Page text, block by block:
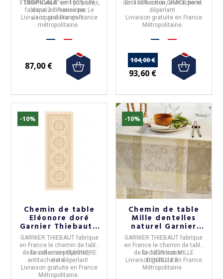
TROPICALE" en100% LIN,
fabriqué en Francepar Le
Jacquard Français.
3 coloris vous sont proposés,
dans 2 dimensions.
Livraison gratuite en France
métropolitaine.
87,00 €
de la collectionGRACE perle.
En 100% coton, antitache et
déperlant.
Livraison gratuite en France
Métropolitaine.
104,00 €
93,60 €
-10%
Chemin de table
Eléonore doré
Garnier Thiebaut -
2 tailles
GARNIER THIEBAUTfabrique
en France le chemin de table
de la collectionELEONORE
doré.
En coton et polyester,
antitache et déperlant.
Livraison gratuite en France
Métropolitaine.
-10%
Chemin de table
Mille dentelles
naturel Garnier
Thiebaut
GARNIER THIEBAUT fabrique
en Francele chemin de table
de la collectionMILLE
DENTELLES.
En 100% coton.
Livraison gratuite en France
Métropolitaine.